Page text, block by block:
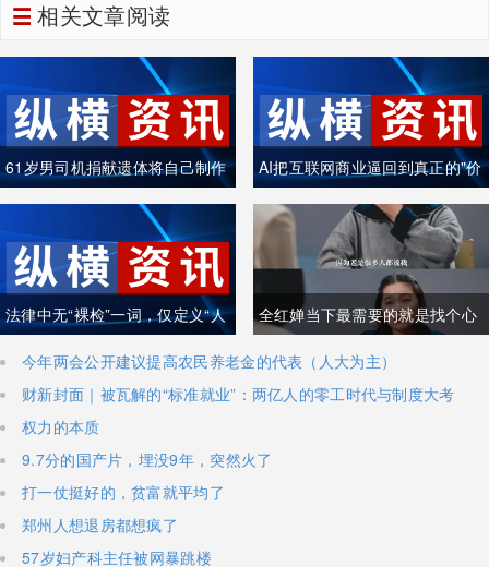
相关文章阅读
61岁男司机捐献遗体将自己制作
成木乃伊
AI把互联网商业逼回到真正的"价
值创造"
法律中无“裸检”一词，仅定义“人
身检查”
全红婵当下最需要的就是找个心
理医生
今年两会公开建议提高农民养老金的代表（人大为主）
财新封面｜被瓦解的“标准就业”：两亿人的零工时代与制度大考
权力的本质
9.7分的国产片，埋没9年，突然火了
打一仗挺好的，贫富就平均了
郑州人想退房都想疯了
57岁妇产科主任被网暴跳楼